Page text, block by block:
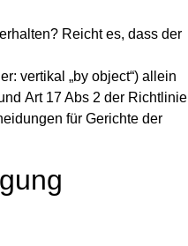
Reicht es, dass der
vertikal „by object“) allein
Art 17 Abs 2 der Richtlinie
für Gerichte der